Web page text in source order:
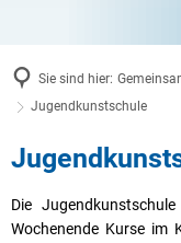
Sie sind hier:
Jugendkunstschule
Die
Wochenende Kurse im